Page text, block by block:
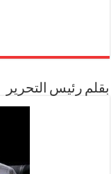
بقلم رئيس التحرير